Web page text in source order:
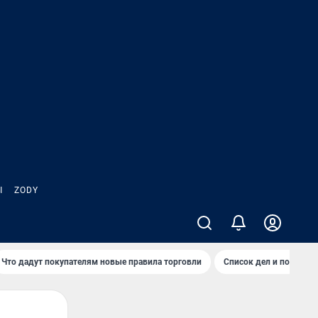
ZODY
Что дадут покупателям новые правила торговли Список дел и покупок